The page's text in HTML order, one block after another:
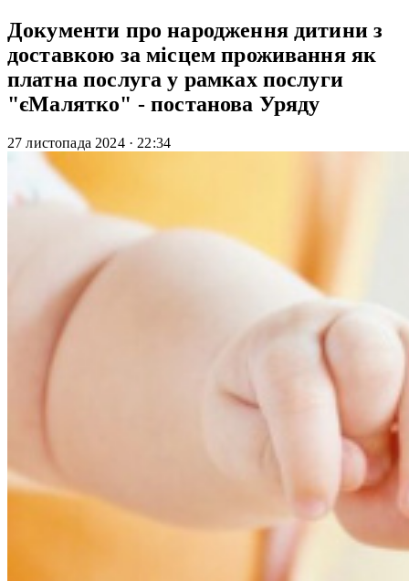
Документи про народження дитини з
доставкою за місцем проживання як
платна послуга у рамках послуги
"єМалятко" - постанова Уряду
27 листопада 2024 · 22:34